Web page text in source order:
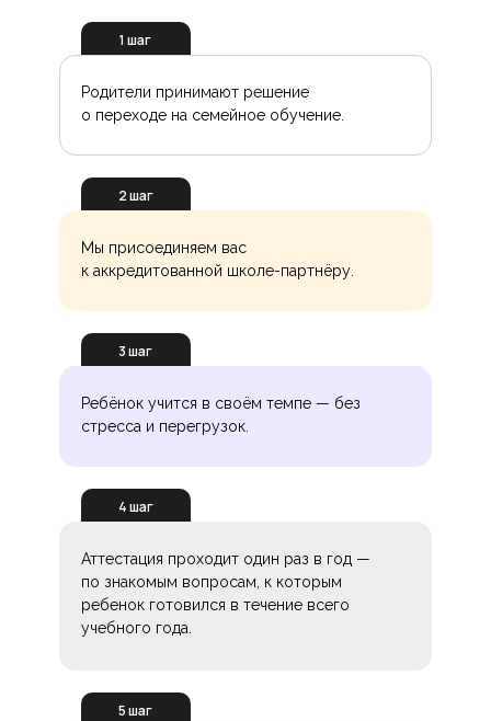
Ребёнок учится в своём темпе — без
стресса и перегрузок.
3 шаг
Аттестация проходит один раз в год —
по знакомым вопросам, к которым
ребенок готовился в течение всего
учебного года.
4 шаг
5 шаг
2 шаг
Мы присоединяем вас
к аккредитованной школе-партнёру.
1 шаг
Родители принимают решение
о переходе на семейное обучение.